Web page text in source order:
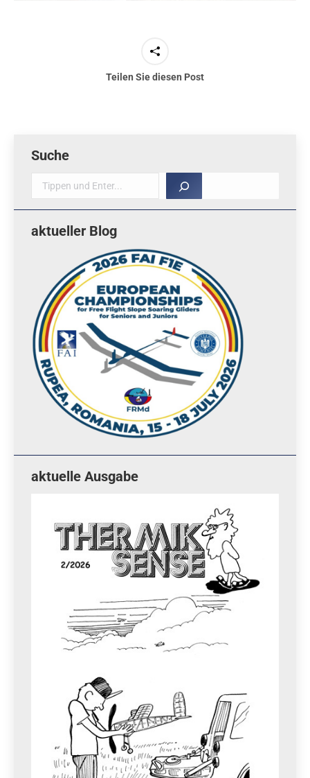
Teilen Sie diesen Post
Suche
Suche
aktueller Blog
aktuelle Ausgabe